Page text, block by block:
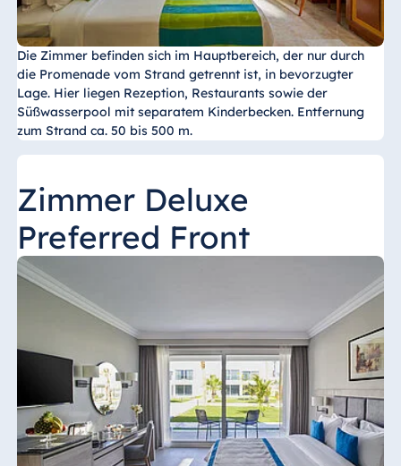
Die Zimmer befinden sich im Hauptbereich, der nur durch
die Promenade vom Strand getrennt ist, in bevorzugter
Lage. Hier liegen Rezeption, Restaurants sowie der
Süßwasserpool mit separatem Kinderbecken. Entfernung
zum Strand ca. 50 bis 500 m.
Zimmer Deluxe
Preferred Front